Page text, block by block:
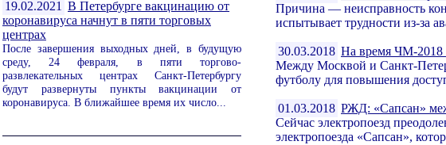
19.02.2021 В Петербурге вакцинацию от
коронавируса начнут в пяти торговых
центрах
После завершения выходных дней, в будущую
среду, 24 февраля, в пяти торгово-
развлекательных центрах Санкт-Петербургу
будут развернуты пункты вакцинации от
коронавируса. В ближайшее время их число...
Причина — неисправность
испытывает трудности из-за
30.03.2018 На время ЧМ-2018
Между Москвой и Санкт-
футболу для повышения
01.03.2018 РЖД: «Сапсан»
Сейчас электропоезд
электропоезда «Сапсан»,